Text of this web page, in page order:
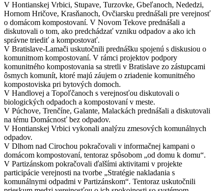
V Hontianskej Vrbici, Stupave, Turzovke, Gbeľanoch, Nededzi,
Hornom Hričove, Krasňanoch, Ovčiarsku prednášali pre verejnosť
o domácom kompostovaní. V Novom Tekove prednášali a
diskutovali o tom, ako predchádzať vzniku odpadov a ako ich
správne triediť a kompostovať.
V Bratislave-Lamači uskutočnili prednášku spojenú s diskusiou o
komunitnom kompostovaní. V rámci projektov podpory
komunitného kompostovania sa stretli v Bratislave zo zástupcami
ôsmych komunít, ktoré majú záujem o zriadenie komunitného
kompostoviska pri bytových domoch.
V Handlovej a Topoľčanoch s verejnosťou diskutovali o
biologických odpadoch a kompostovaní v meste.
V Púchove, Trenčíne, Galante, Malackách prednášali a diskutovali
na tému Domácnosť bez odpadov.
V Hontianskej Vrbici vykonali analýzu zmesových komunálnych
odpadov.
V Dlhom nad Cirochou pokračovali v informačnej kampani o
domácom kompostovaní, tentoraz spôsobom „od domu k domu“.
V Partizánskom pokračovali ďalšími aktivitami v projekte
participácie verejnosti na tvorbe „Stratégie nakladania s
komunálnymi odpadmi v Partizánskom“. Tentoraz uskutočnili